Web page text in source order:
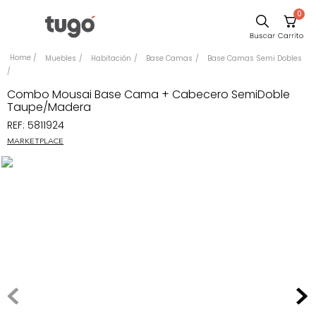
0
Muebles Habitación Base Camas Base Camas Semi Dobles
Combo Mousai Base Cama + Cabecero SemiDoble
Taupe/Madera
REF: 5811924
MARKETPLACE
Escritorio
Silla